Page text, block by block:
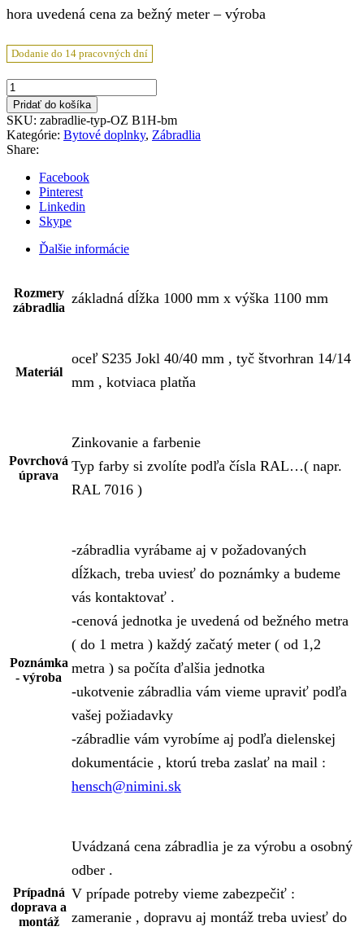
hora uvedená cena za bežný meter – výroba
Dodanie do 14 pracovných dní
množstvo
Typizované
oceľové
zábradlie
Typ
OZ
B1H
1000x1100mm
Pridať do košíka
SKU: zabradlie-typ-OZ B1H-bm
Kategórie: Bytové doplnky, Zábradlia
Share:
Facebook
Pinterest
Linkedin
Skype
Ďalšie informácie
Rozmery
zábradlia
základná dĺžka 1000 mm x výška 1100 mm
Materiál
oceľ S235 Jokl 40/40 mm , tyč štvorhran 14/14
mm , kotviaca platňa
Povrchová
úprava
Zinkovanie a farbenie
Typ farby si zvolíte podľa čísla RAL…( napr.
RAL 7016 )
Poznámka
- výroba
-zábradlia vyrábame aj v požadovaných
dĺžkach, treba uviesť do poznámky a budeme
vás kontaktovať .
-cenová jednotka je uvedená od bežného metra
( do 1 metra ) každý začatý meter ( od 1,2
metra ) sa počíta ďalšia jednotka
-ukotvenie zábradlia vám vieme upraviť podľa
vašej požiadavky
-zábradlie vám vyrobíme aj podľa dielenskej
dokumentácie , ktorú treba zaslať na mail :
hensch@nimini.sk
Prípadná
doprava a
montáž
Uvádzaná cena zábradlia je za výrobu a osobný
odber .
V prípade potreby vieme zabezpečiť :
zameranie , dopravu aj montáž treba uviesť do